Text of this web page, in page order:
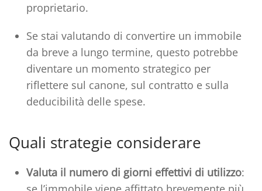
proprietario.
Se stai valutando di convertire un immobile
da breve a lungo termine, questo potrebbe
diventare un momento strategico per
riflettere sul canone, sul contratto e sulla
deducibilità delle spese.
Quali strategie considerare
Valuta il numero di giorni effettivi di utilizzo: